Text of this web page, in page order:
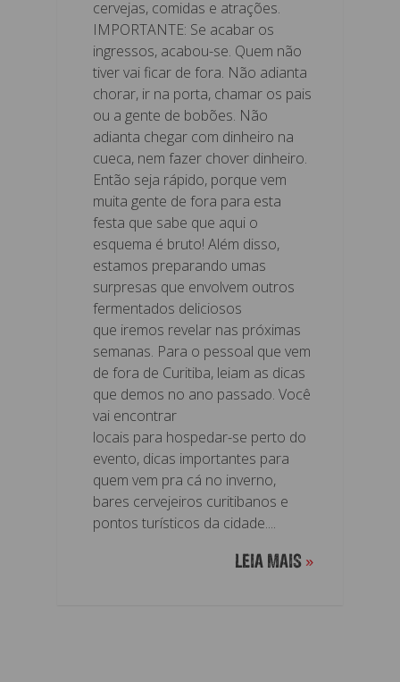
cervejas, comidas e atrações.
IMPORTANTE: Se acabar os
ingressos, acabou-se. Quem não
tiver vai ficar de fora. Não adianta
chorar, ir na porta, chamar os pais
ou a gente de bobões. Não
adianta chegar com dinheiro na
cueca, nem fazer chover dinheiro.
Então seja rápido, porque vem
muita gente de fora para esta
festa que sabe que aqui o
esquema é bruto! Além disso,
estamos preparando umas
surpresas que envolvem outros
fermentados deliciosos
que iremos revelar nas próximas
semanas. Para o pessoal que vem
de fora de Curitiba, leiam as dicas
que demos no ano passado. Você
vai encontrar
locais para hospedar-se perto do
evento, dicas importantes para
quem vem pra cá no inverno,
bares cervejeiros curitibanos e
pontos turísticos da cidade....
LEIA MAIS »